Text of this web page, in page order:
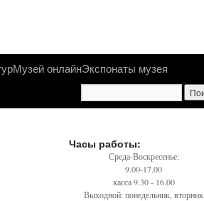
Музей онлайнЭкспонаты музея
Часы работы:
Среда-Воскресенье:
9.00-17.00
касса 9.30 - 16.00
Выходной: понедельник, вторник